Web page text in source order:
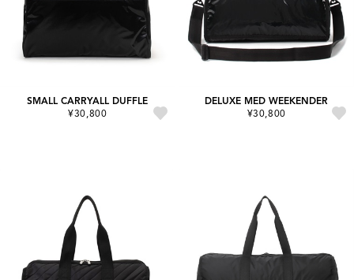
SMALL CARRYALL DUFFLE
¥30,800
DELUXE MED WEEKENDER
¥30,800